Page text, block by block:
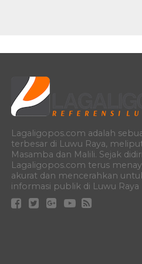
Lagaligopos.com adalah
terbesar di Luwu Raya,
Masamba dan Malili. Sejak
Lagaligopos.com terus
akurat dan mencerahkan
informasi publik di Luwu Raya